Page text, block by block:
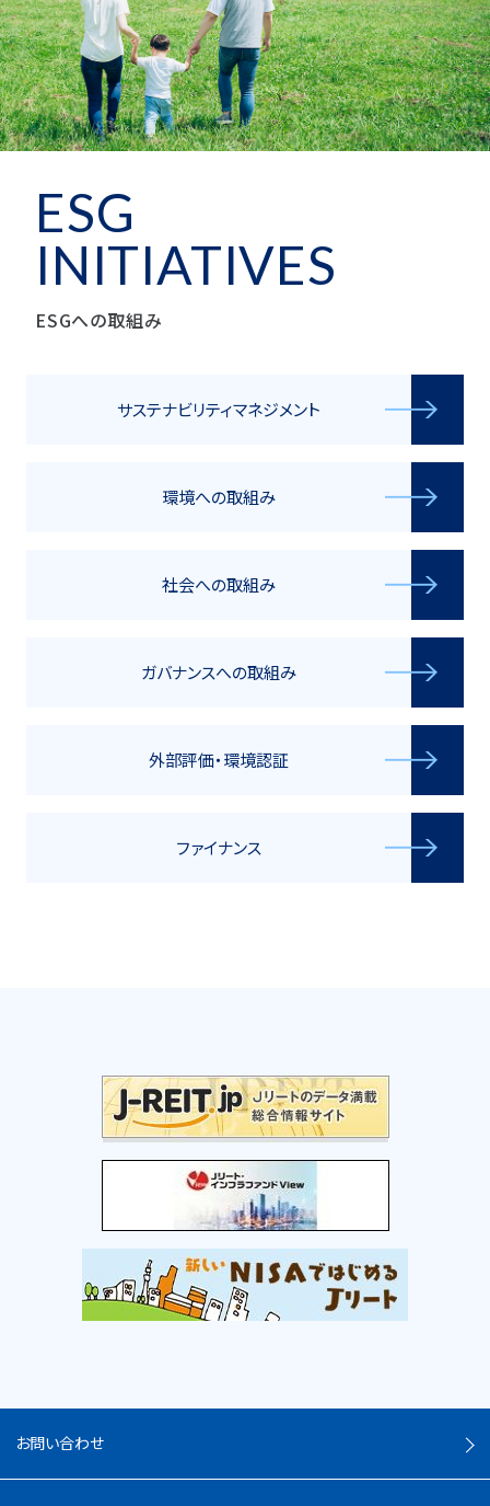
ESG
INITIATIVES
ESGへの取組み
サステナビリティマネジメント
環境への取組み
社会への取組み
ガバナンスへの取組み
外部評価・環境認証
ファイナンス
お問い合わせ